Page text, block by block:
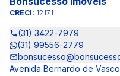
CRECI: 12171
(31) 3422-7979
(31) 99556-2779
Avenida Bernardo de